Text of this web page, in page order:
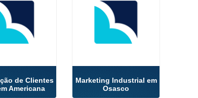
de Clientes
Americana
Marketing Industrial em
Osasco